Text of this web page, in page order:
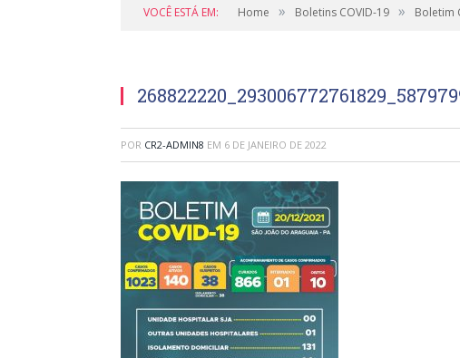
VOCÊ ESTÁ EM: Home » Boletins COVID-19 » Boletim
POR CR2-ADMIN8 EM 6 DE JANEIRO DE 2022